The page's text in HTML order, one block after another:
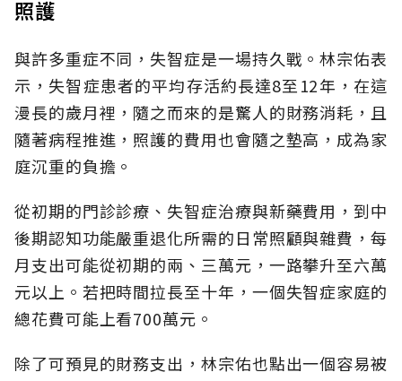
照護
與許多重症不同，失智症是一場持久戰。林宗佑表
示，失智症患者的平均存活約長達8至12年，在這
漫長的歲月裡，隨之而來的是驚人的財務消耗，且
隨著病程推進，照護的費用也會隨之墊高，成為家
庭沉重的負擔。
從初期的門診診療、失智症治療與新藥費用，到中
後期認知功能嚴重退化所需的日常照顧與雜費，每
月支出可能從初期的兩、三萬元，一路攀升至六萬
元以上。若把時間拉長至十年，一個失智症家庭的
總花費可能上看700萬元。
除了可預見的財務支出，林宗佑也點出一個容易被